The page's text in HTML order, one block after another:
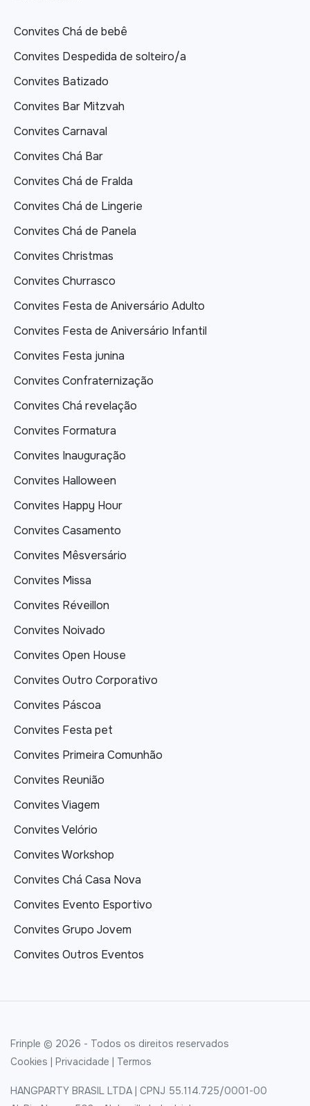
Convites Chá de bebê
Convites Despedida de solteiro/a
Convites Batizado
Convites Bar Mitzvah
Convites Carnaval
Convites Chá Bar
Convites Chá de Fralda
Convites Chá de Lingerie
Convites Chá de Panela
Convites Christmas
Convites Churrasco
Convites Festa de Aniversário Adulto
Convites Festa de Aniversário Infantil
Convites Festa junina
Convites Confraternização
Convites Chá revelação
Convites Formatura
Convites Inauguração
Convites Halloween
Convites Happy Hour
Convites Casamento
Convites Mêsversário
Convites Missa
Convites Réveillon
Convites Noivado
Convites Open House
Convites Outro Corporativo
Convites Páscoa
Convites Festa pet
Convites Primeira Comunhão
Convites Reunião
Convites Viagem
Convites Velório
Convites Workshop
Convites Chá Casa Nova
Convites Evento Esportivo
Convites Grupo Jovem
Convites Outros Eventos
Frinple © 2026 - Todos os direitos reservados
Cookies | Privacidade | Termos
HANGPARTY BRASIL LTDA | CPNJ 55.114.725/0001-00